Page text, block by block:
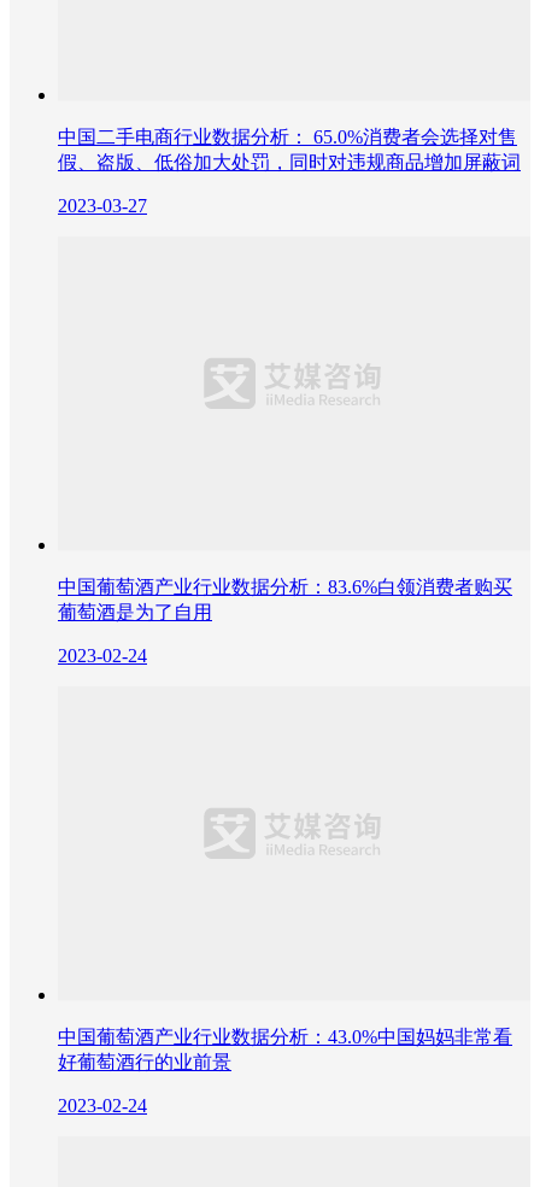
中国二手电商行业数据分析： 65.0%消费者会选择对售
假、盗版、低俗加大处罚，同时对违规商品增加屏蔽词
2023-03-27
中国葡萄酒产业行业数据分析：83.6%白领消费者购买
葡萄酒是为了自用
2023-02-24
中国葡萄酒产业行业数据分析：43.0%中国妈妈非常看
好葡萄酒行的业前景
2023-02-24